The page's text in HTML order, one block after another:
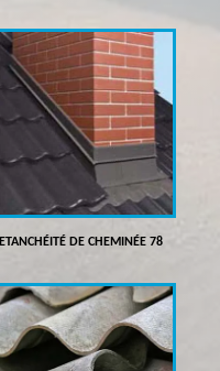
ETANCHÉITÉ DE CHEMINÉE 78